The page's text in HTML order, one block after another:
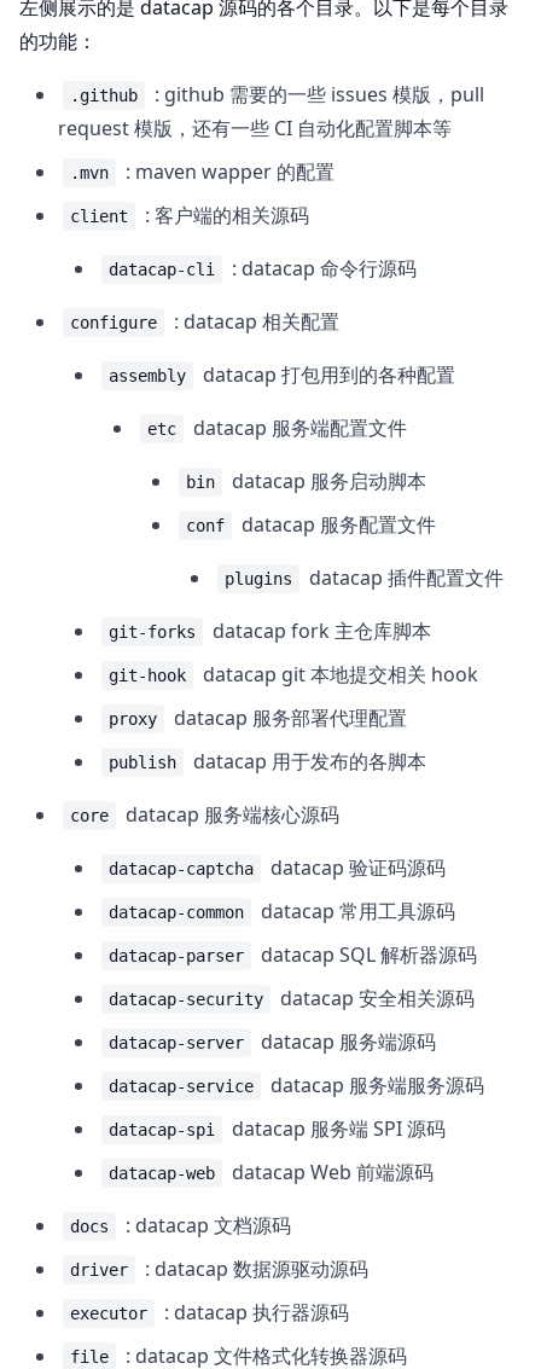
左侧展示的是 datacap 源码的各个目录。以下是每个目录
的功能：
.github
: github 需要的一些 issues 模版，pull
request 模版，还有一些 CI 自动化配置脚本等
.mvn : maven wapper 的配置
client : 客户端的相关源码
datacap-cli : datacap 命令行源码
configure : datacap 相关配置
assembly datacap 打包用到的各种配置
etc datacap 服务端配置文件
bin datacap 服务启动脚本
conf datacap 服务配置文件
plugins datacap 插件配置文件
git-forks datacap fork 主仓库脚本
git-hook datacap git 本地提交相关 hook
proxy datacap 服务部署代理配置
publish datacap 用于发布的各脚本
core datacap 服务端核心源码
datacap-captcha datacap 验证码源码
datacap-common datacap 常用工具源码
datacap-parser datacap SQL 解析器源码
datacap-security datacap 安全相关源码
datacap-server datacap 服务端源码
datacap-service datacap 服务端服务源码
datacap-spi datacap 服务端 SPI 源码
datacap-web datacap Web 前端源码
docs : datacap 文档源码
driver : datacap 数据源驱动源码
executor : datacap 执行器源码
file : datacap 文件格式化转换器源码